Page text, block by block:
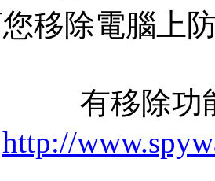
移除電腦上
有移除功
http://